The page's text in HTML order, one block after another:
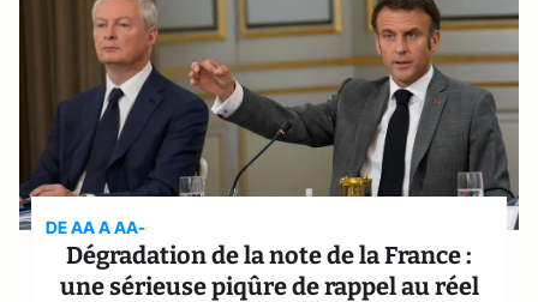
DE AA A AA-
Dégradation de la note de la France :
une sérieuse piqûre de rappel au réel